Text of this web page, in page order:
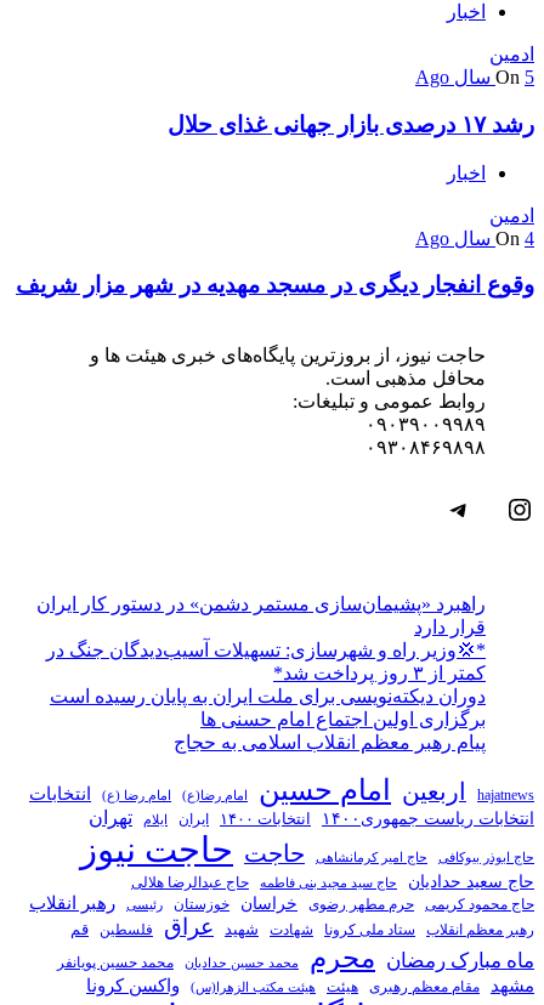
اخبار
ادمین
On 5 سال Ago
رشد ۱۷ درصدی بازار جهانی غذای حلال
اخبار
ادمین
On 4 سال Ago
وقوع انفجار دیگری در مسجد مهدیه در شهر مزار شریف
حاجت نیوز، از بروزترین پایگاه‌های خبری هیئت ها و
محافل مذهبی است.
روابط عمومی و تبلیغات:
۰۹۰۳۹۰۰۹۹۸۹
۰۹۳۰۸۴۶۹۸۹۸
اینستاگرم
تلگرام
راهبرد «پشیمان‌سازی مستمر دشمن» در دستور کار ایران
قرار دارد
*💢وزیر راه و شهرسازی: تسهیلات آسیب‌دیدگان جنگ در
کمتر از ۳ روز پرداخت شد*
دوران دیکته‌نویسی برای ملت ایران به پایان رسیده است
برگزاری اولین اجتماع امام حسنی ها
پیام رهبر معظم انقلاب اسلامی به حجاج
hajatnews اربعین امام حسین امام رضا(ع) امام رضا (ع) انتخابات
انتخابات ریاست جمهوری۱۴۰۰ انتخابات ۱۴۰۰ ایران ایلام تهران
حاج ابوذر بیوکافی حاج امیر کرمانشاهی حاجت حاجت نیوز
حاج سعید حدادیان حاج سید مجید بنی فاطمه
حاج عبدالرضا هلالی
حاج محمود کریمی
حرم مطهر رضوی خراسان خوزستان رئیسی رهبر انقلاب
رهبر معظم انقلاب ستاد ملی کرونا شهادت شهید عراق فلسطین قم
ماه مبارک رمضان محرم محمد حسین حدادیان محمد حسین پویانفر
مشهد مقام معظم رهبری هیئت هیئت مکتب الزهرا(س) واکسن کرونا